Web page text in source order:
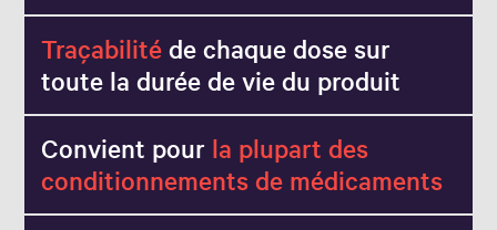
Traçabilitéde chaque dose sur
toute la durée de vie du produit
Convient pour la plupart des
conditionnements de médicaments